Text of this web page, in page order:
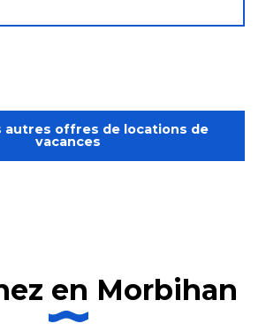
autres offres de locations de
vacances
en Morbihan
et séjours détente dans